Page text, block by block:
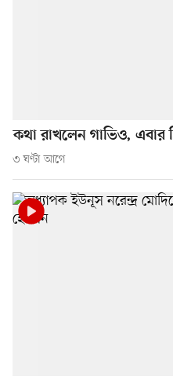
কথা রাখলেন গাভিও, এবার
৩ ঘণ্টা আগে